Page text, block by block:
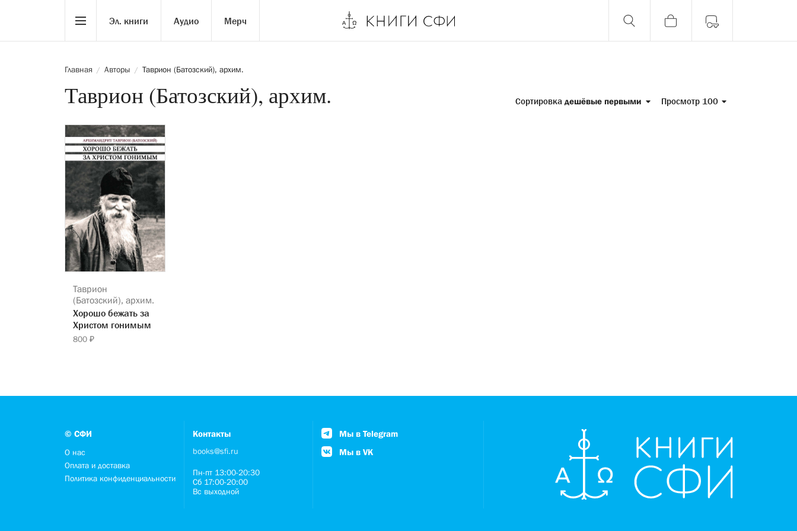
Эл. книги Аудио Мерч
Главная / Авторы / Таврион (Батозский), архим.
Таврион (Батозский), архим. Просмотр 100
Сортировка дешёвые первыми
Таврион
(Батозский), архим.
Хорошо бежать за
Христом гонимым
800 ₽
© СФИ
О нас
Оплата и доставка
Политика конфиденциальности
Контакты
books@sfi.ru
Пн-пт 13:00-20:30
Сб 17:00-20:00
Вс выходной
Мы в Telegram
Мы в VK